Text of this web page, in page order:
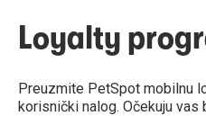
Loyalty
Preuzmite PetSpot mobilnu
korisnički nalog. Očekuju